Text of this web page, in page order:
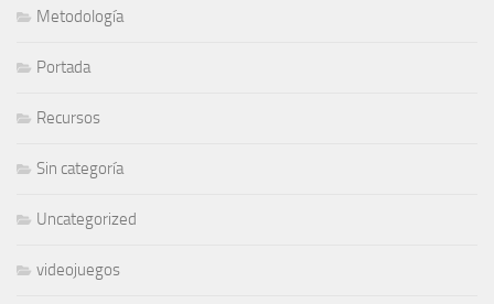
Metodología
Portada
Recursos
Sin categoría
Uncategorized
videojuegos